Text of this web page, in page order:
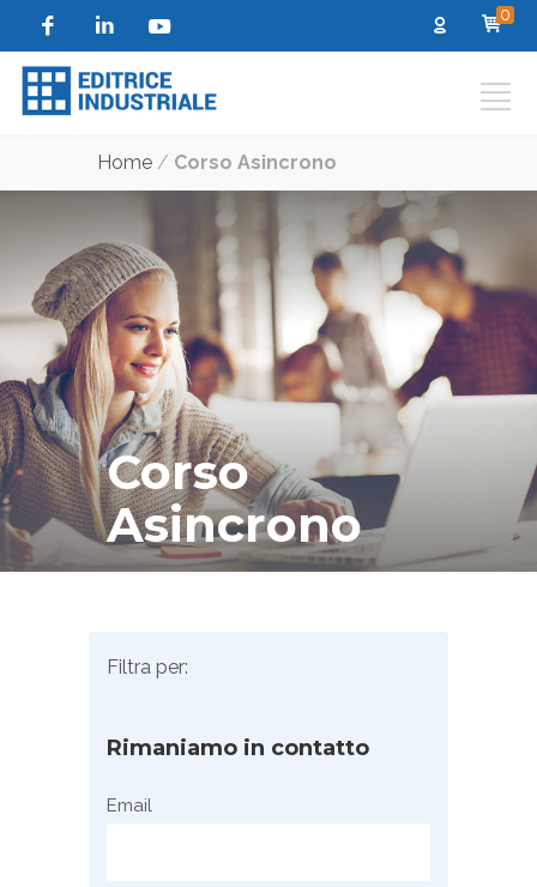
0
Home / Corso Asincrono
Corso
Asincrono
Filtra per:
Rimaniamo in contatto
Email